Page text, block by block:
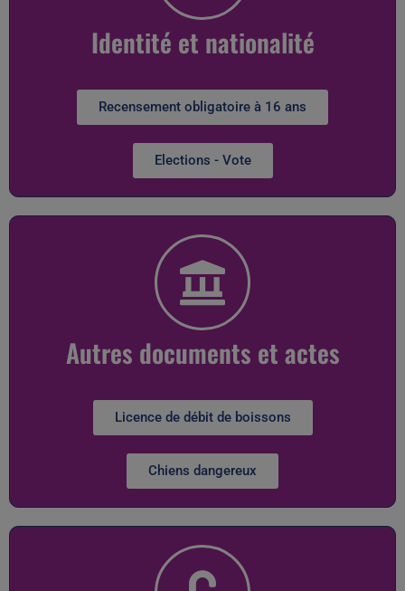
Identité et nationalité
Recensement obligatoire à 16 ans
Elections - Vote
Autres documents et actes
Licence de débit de boissons
Chiens dangereux